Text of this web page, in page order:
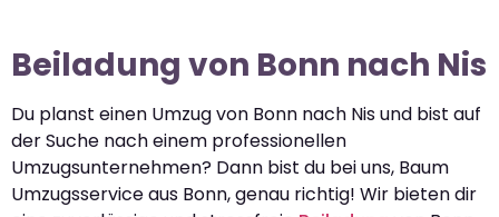
Beiladung von Bonn nach Nis
Du planst einen Umzug von Bonn nach Nis und bist auf
der Suche nach einem professionellen
Umzugsunternehmen? Dann bist du bei uns, Baum
Umzugsservice aus Bonn, genau richtig! Wir bieten dir